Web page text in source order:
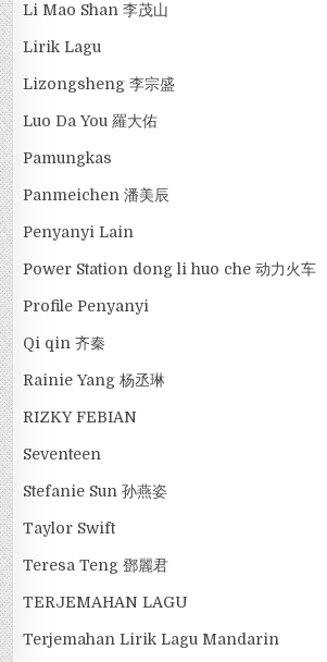
Li Mao Shan 李茂山
Lirik Lagu
Lizongsheng 李宗盛
Luo Da You 羅大佑
Pamungkas
Panmeichen 潘美辰
Penyanyi Lain
Power Station dong li huo che 动力火车
Profile Penyanyi
Qi qin 齐秦
Rainie Yang 杨丞琳
RIZKY FEBIAN
Seventeen
Stefanie Sun 孙燕姿
Taylor Swift
Teresa Teng 鄧麗君
TERJEMAHAN LAGU
Terjemahan Lirik Lagu Mandarin